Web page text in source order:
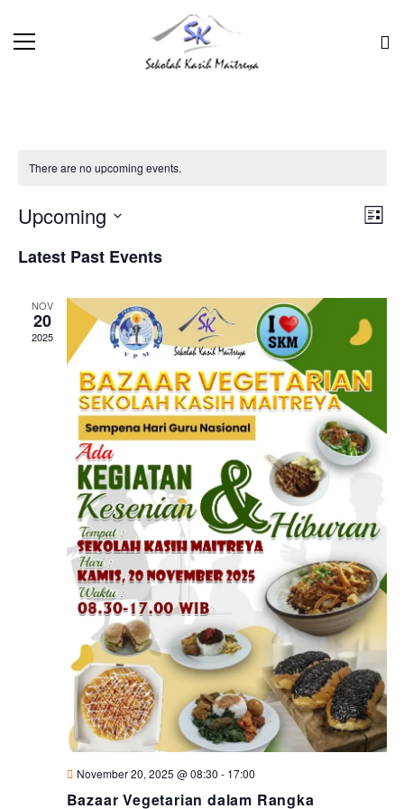
There are no upcoming events.
List
Upcoming
date.
Latest Past Events
NOV
20
2025
November 20, 2025 @ 08:30 - 17:00
Bazaar Vegetarian dalam Rangka